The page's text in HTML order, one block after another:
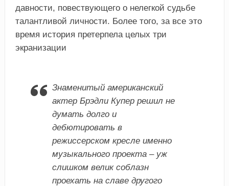
давности, повествующего о нелегкой судьбе
талантливой личности. Более того, за все это
время история претерпела целых три
экранизации
Знаменитый американский
актер Брэдли Купер решил не
думать долго и
дебютировать в
режиссерском кресле именно
музыкального проекта – уж
слишком велик соблазн
проехать на славе другого